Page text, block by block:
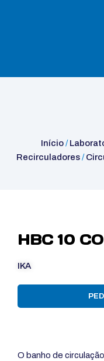
Início/
Recirculadores/
HBC 10
IKA
O banho de